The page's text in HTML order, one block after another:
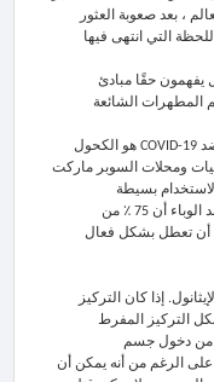
، بعد صعوبة العثور
التي انتهى فيها
يفهمون حقًا مبادئ
المطهرات الشائعة
في الحياة اليومية ، يعتبر المطهر الأكثر فعالية ضد COVID-19 هو الكحول
ومحلات السوبر ماركت
بسيطة
جدًا. ذكرت الحكومة الصينية بوضوح في حربها ضد الوباء أن 75 ٪ من
أن تعطل بشكل فعال
75٪ في تركيز الإيثانول. إذا كان التركيز
التركيز المفرط
من دخول جسم
على الرغم من أنه يمكن أن